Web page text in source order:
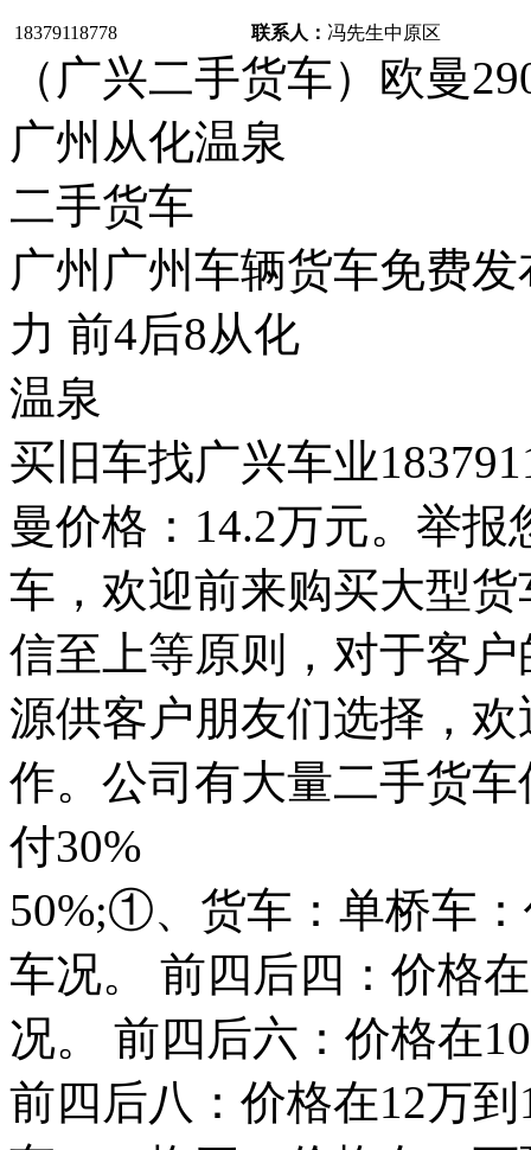
18379118778 联系人： 冯先生中原区
（广兴二手货车）欧曼
广州从化温泉
二手货车
广州广州车辆货车免费
力 前4后8从化
温泉
买旧车找广兴车业
曼价格：14.2万元。举
车，欢迎前来购买大型
信至上等原则，对于客
源供客户朋友们选择，
作。公司有大量二手货
付30%
50%;①、货车：单桥车
车况。 前四后四：价格
况。 前四后六：价格在
前四后八：价格在12万